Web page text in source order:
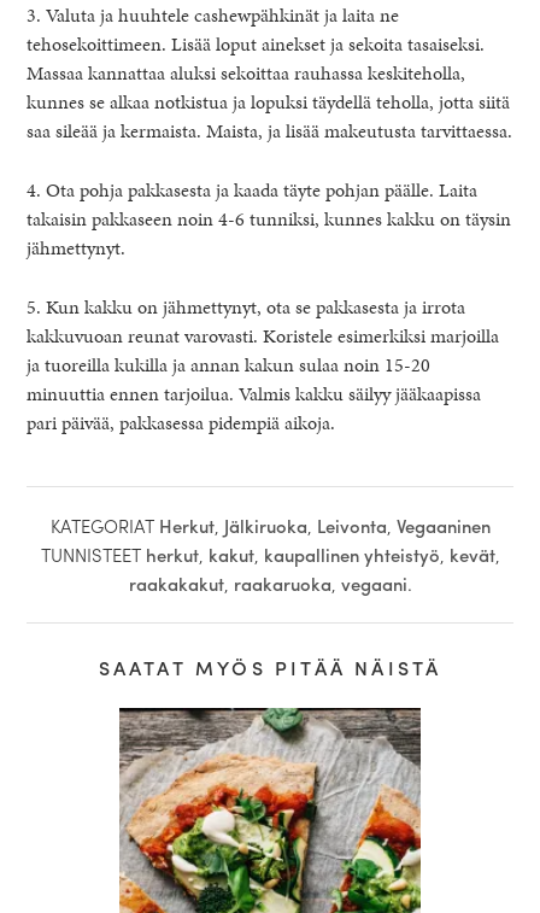
3. Valuta ja huuhtele cashewpähkinät ja laita ne
tehosekoittimeen. Lisää loput ainekset ja sekoita tasaiseksi.
Massaa kannattaa aluksi sekoittaa rauhassa keskiteholla,
kunnes se alkaa notkistua ja lopuksi täydellä teholla, jotta siitä
saa sileää ja kermaista. Maista, ja lisää makeutusta tarvittaessa.
4. Ota pohja pakkasesta ja kaada täyte pohjan päälle. Laita
takaisin pakkaseen noin 4-6 tunniksi, kunnes kakku on täysin
jähmettynyt.
5. Kun kakku on jähmettynyt, ota se pakkasesta ja irrota
kakkuvuoan reunat varovasti. Koristele esimerkiksi marjoilla
ja tuoreilla kukilla ja annan kakun sulaa noin 15-20
minuuttia ennen tarjoilua. Valmis kakku säilyy jääkaapissa
pari päivää, pakkasessa pidempiä aikoja.
KATEGORIAT Herkut, Jälkiruoka, Leivonta, Vegaaninen
TUNNISTEET herkut, kakut, kaupallinen yhteistyö, kevät,
raakakakut, raakaruoka, vegaani.
SAATAT MYÖS PITÄÄ NÄISTÄ